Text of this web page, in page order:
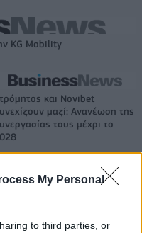
My Personal
to third parties, or
KG Mobility
και Novibet
μαζί: Ανανέωση της
τους μέχρι το
διεθνή σειρά δεικτών